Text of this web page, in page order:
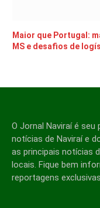
Maior que Portugal:
MS e desafios de
O Jornal Naviraí é
notícias de Naviraí e
as principais notícias
locais. Fique bem
reportagens